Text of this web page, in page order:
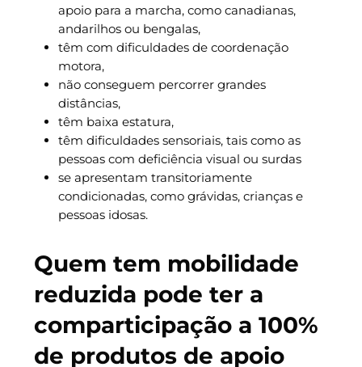
apoio para a marcha, como canadianas,
andarilhos ou bengalas,
têm com dificuldades de coordenação
motora,
não conseguem percorrer grandes
distâncias,
têm baixa estatura,
têm dificuldades sensoriais, tais como as
pessoas com deficiência visual ou surdas
se apresentam transitoriamente
condicionadas, como grávidas, crianças e
pessoas idosas.
Quem tem mobilidade
reduzida pode ter a
comparticipação a 100%
de produtos de apoio